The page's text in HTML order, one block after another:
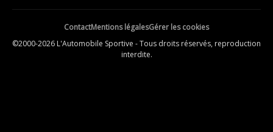
ContactMentions légalesGérer les cookies
©2000-2026 L'Automobile Sportive - Tous droits réservés, reproduction
interdite.